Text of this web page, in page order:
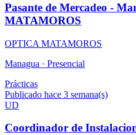
Pasante de Mercadeo -
MATAMOROS
OPTICA MATAMOROS
Managua · Presencial
Prácticas
Publicado hace 3 semana(s)
UD
Coordinador de